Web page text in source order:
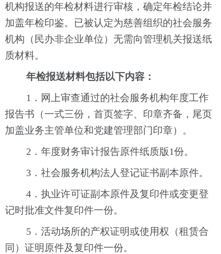
机构报送的年检材料进行审核，确定年检结论并
加盖年检印鉴。已被认定为慈善组织的社会服务
机构（民办非企业单位）无需向管理机关报送纸
质材料。
年检报送材料包括以下内容：
1．网上审查通过的社会服务机构年度工作
报告书 （一式三份 ， 首页签字、印章齐备，尾页
加盖业务主管单位和党建管理部门印章）。
2．年度财务审计报告原件纸质版1份。
3．社会服务机构法人登记证书副本原件。
4．执业许可证副本原件及复印件或变更登
记时批准文件复印件一份。
5．活动场所的产权证明或使用权（租赁合
同）证明原件及复印件一份。